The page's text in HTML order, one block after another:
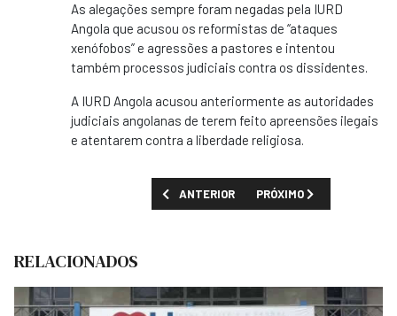
As alegações sempre foram negadas pela IURD
Angola que acusou os reformistas de “ataques
xenófobos” e agressões a pastores e intentou
também processos judiciais contra os dissidentes.
A IURD Angola acusou anteriormente as autoridades
judiciais angolanas de terem feito apreensões ilegais
e atentarem contra a liberdade religiosa.
ARTIGO ANTERIOR: IURD RECONHECIDA
ANTERIOR PRÓXIMO ARTIGO:
PRÓXIMO
RELACIONADOS